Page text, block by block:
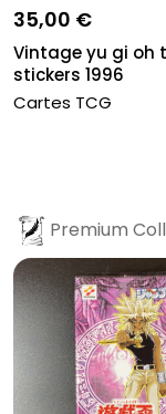
35,00 €
Vintage yu gi oh
stickers 1996
Cartes TCG
Premium